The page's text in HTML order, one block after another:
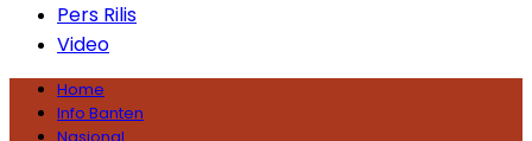
Pers Rilis
Video
Home
Info Banten